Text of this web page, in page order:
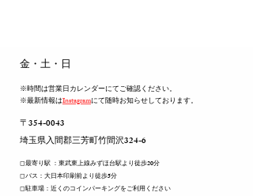
​金・土・日
※時間は営業日カレンダーにてご確認ください。
※最新情報はInstagramにて随時お知らせしております。
〒354-0043
​埼玉県入間郡三芳町竹間沢324-6
◻︎最寄り駅 ：東武東上線みずほ台駅より徒歩20分
◻︎バス：大日本印刷前より徒歩5分
◻︎駐車場：近くのコインパーキングをご利用ください